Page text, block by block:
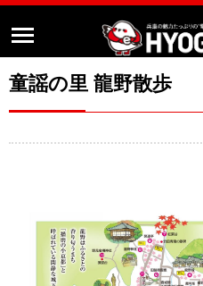
童謡の里 龍野散歩